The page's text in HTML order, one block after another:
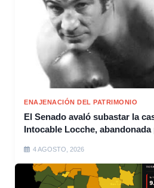
ENAJENACIÓN DEL PATRIMONIO
El Senado avaló subastar la
Intocable Locche,
4 AGOSTO, 2026